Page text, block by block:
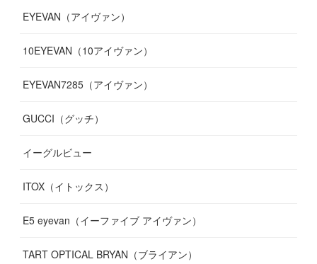
(9
(12)
(10)
(17)
(11)
(10)
(7
(10)
(11)
12)
(13)
(11)
(13)
7)
(12)
( 5
(8)
(12)
11)
(13)
(13)
(10 )
(10)
13)
(16)
(14)
(17)
EYEVAN（アイヴァン）
10EYEVAN（10アイヴァン）
EYEVAN7285（アイヴァン）
GUCCI（グッチ）
イーグルビュー
ITOX（イトックス）
E5 eyevan（イーファイブ アイヴァン）
TART OPTICAL BRYAN（ブライアン）